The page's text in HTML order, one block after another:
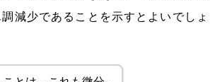
{b_n\}
減少であることを示すとよいでしょ